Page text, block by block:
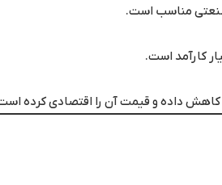
کارآمد است.
کاهش داده و قیمت آن را اقتصادی کرده